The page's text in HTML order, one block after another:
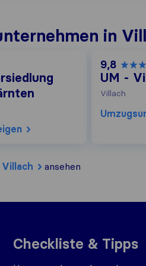
in
9,8
UM -
Villach
Villach ansehen
Checkliste & Tipps